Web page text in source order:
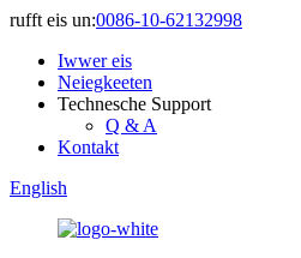
rufft eis un:0086-10-62132998
Iwwer eis
Neiegkeeten
Technesche Support
Q & A
Kontakt
English